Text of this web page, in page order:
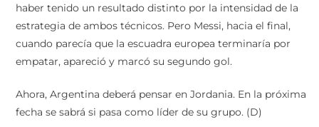
haber tenido un resultado distinto por la intensidad de la
estrategia de ambos técnicos. Pero Messi, hacia el final,
cuando parecía que la escuadra europea terminaría por
empatar, apareció y marcó su segundo gol.
Ahora, Argentina deberá pensar en Jordania. En la próxima
fecha se sabrá si pasa como líder de su grupo. (D)